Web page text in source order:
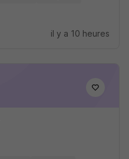
il y a 10 heures